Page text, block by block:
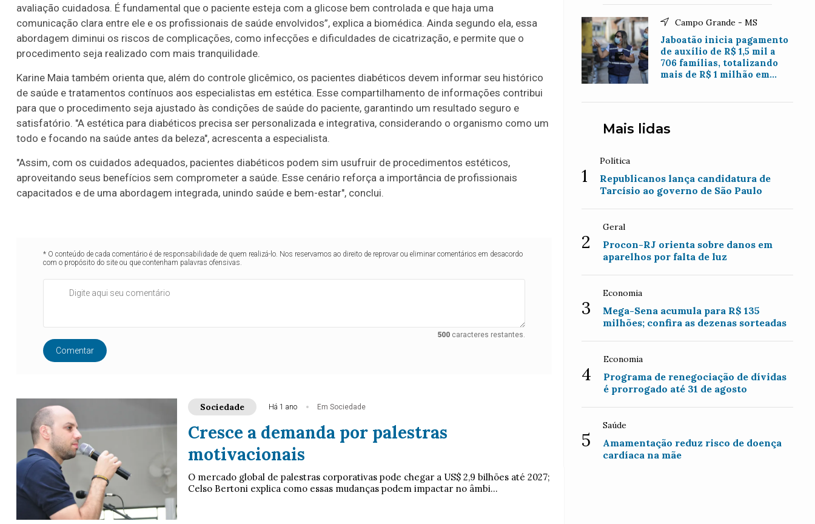
avaliação cuidadosa. É fundamental que o paciente esteja com a glicose bem controlada e que haja uma
comunicação clara entre ele e os profissionais de saúde envolvidos”, explica a biomédica. Ainda segundo ela, essa
abordagem diminui os riscos de complicações, como infecções e dificuldades de cicatrização, e permite que o
procedimento seja realizado com mais tranquilidade.
Karine Maia também orienta que, além do controle glicêmico, os pacientes diabéticos devem informar seu histórico
de saúde e tratamentos contínuos aos especialistas em estética. Esse compartilhamento de informações contribui
para que o procedimento seja ajustado às condições de saúde do paciente, garantindo um resultado seguro e
satisfatório. "A estética para diabéticos precisa ser personalizada e integrativa, considerando o organismo como um
todo e focando na saúde antes da beleza", acrescenta a especialista.
"Assim, com os cuidados adequados, pacientes diabéticos podem sim usufruir de procedimentos estéticos,
aproveitando seus benefícios sem comprometer a saúde. Esse cenário reforça a importância de profissionais
capacitados e de uma abordagem integrada, unindo saúde e bem-estar", conclui.
* O conteúdo de cada comentário é de responsabilidade de quem realizá-lo. Nos reservamos ao direito de reprovar ou eliminar comentários em desacordo
com o propósito do site ou que contenham palavras ofensivas.
500caracteres restantes.
Comentar
Sociedade Há 1 ano Em Sociedade
Cresce a demanda por palestras
motivacionais
O mercado global de palestras corporativas pode chegar a US$ 2,9 bilhões até 2027;
Celso Bertoni explica como essas mudanças podem impactar no âmbi...
Campo Grande - MS
Jaboatão inicia pagamento
de auxílio de R$ 1,5 mil a
706 famílias, totalizando
mais de R$ 1 milhão em
Mais lidas
1
Política
Republicanos lança candidatura de
Tarcísio ao governo de São Paulo
2
Geral
Procon-RJ orienta sobre danos em
aparelhos por falta de luz
3
Economia
Mega-Sena acumula para R$ 135
milhões; confira as dezenas sorteadas
4
Economia
Programa de renegociação de dívidas
é prorrogado até 31 de agosto
5
Saúde
Amamentação reduz risco de doença
cardíaca na mãe